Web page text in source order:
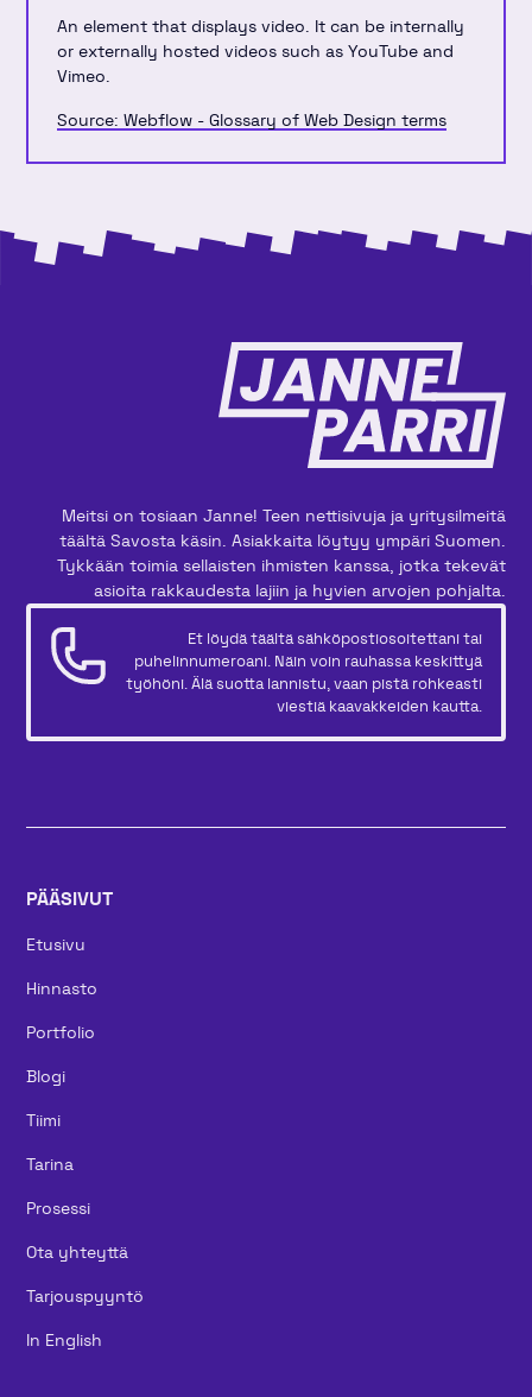
An element that displays video. It can be internally
or externally hosted videos such as YouTube and
Vimeo.
Source: Webflow - Glossary of Web Design terms
Meitsi on tosiaan Janne! Teen nettisivuja ja yritysilmeitä
täältä Savosta käsin. Asiakkaita löytyy ympäri Suomen.
Tykkään toimia sellaisten ihmisten kanssa, jotka tekevät
asioita rakkaudesta lajiin ja hyvien arvojen pohjalta.
Et löydä täältä sähköpostiosoitettani tai
puhelinnumeroani. Näin voin rauhassa keskittyä
työhöni. Älä suotta lannistu, vaan pistä rohkeasti
viestiä kaavakkeiden kautta.
PÄÄSIVUT
Etusivu
Hinnasto
Portfolio
Blogi
Tiimi
Tarina
Prosessi
Ota yhteyttä
Tarjouspyyntö
In English